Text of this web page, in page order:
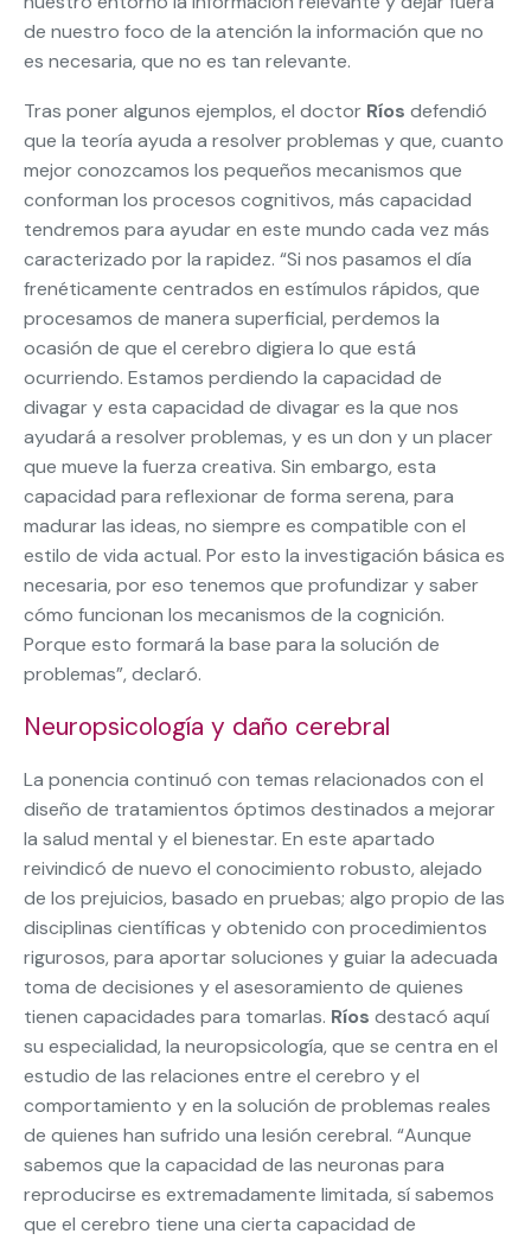
de nuestro foco de la atención la información que no
es necesaria, que no es tan relevante.
Tras poner algunos ejemplos, el doctor Ríos defendió
que la teoría ayuda a resolver problemas y que, cuanto
mejor conozcamos los pequeños mecanismos que
conforman los procesos cognitivos, más capacidad
tendremos para ayudar en este mundo cada vez más
caracterizado por la rapidez. “Si nos pasamos el día
frenéticamente centrados en estímulos rápidos, que
procesamos de manera superficial, perdemos la
ocasión de que el cerebro digiera lo que está
ocurriendo. Estamos perdiendo la capacidad de
divagar y esta capacidad de divagar es la que nos
ayudará a resolver problemas, y es un don y un placer
que mueve la fuerza creativa. Sin embargo, esta
capacidad para reflexionar de forma serena, para
madurar las ideas, no siempre es compatible con el
estilo de vida actual. Por esto la investigación básica es
necesaria, por eso tenemos que profundizar y saber
cómo funcionan los mecanismos de la cognición.
Porque esto formará la base para la solución de
problemas”, declaró.
Neuropsicología y daño cerebral
La ponencia continuó con temas relacionados con el
diseño de tratamientos óptimos destinados a mejorar
la salud mental y el bienestar. En este apartado
reivindicó de nuevo el conocimiento robusto, alejado
de los prejuicios, basado en pruebas; algo propio de las
disciplinas científicas y obtenido con procedimientos
rigurosos, para aportar soluciones y guiar la adecuada
toma de decisiones y el asesoramiento de quienes
tienen capacidades para tomarlas. Ríos destacó aquí
su especialidad, la neuropsicología, que se centra en el
estudio de las relaciones entre el cerebro y el
comportamiento y en la solución de problemas reales
de quienes han sufrido una lesión cerebral. “Aunque
sabemos que la capacidad de las neuronas para
reproducirse es extremadamente limitada, sí sabemos
que el cerebro tiene una cierta capacidad de